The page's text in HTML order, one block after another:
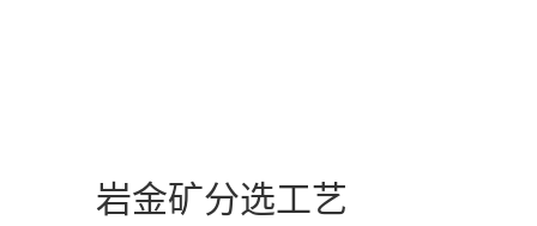
岩金矿分选工艺